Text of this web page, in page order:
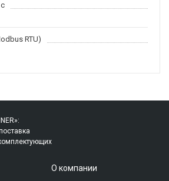
RTU)
О компании